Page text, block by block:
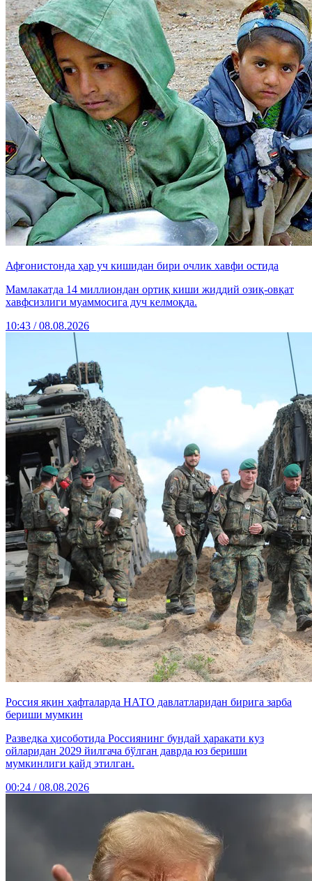
Афғонистонда ҳар уч кишидан бири очлик хавфи остида
Мамлакатда 14 миллиондан ортиқ киши жиддий озиқ-овқат
хавфсизлиги муаммосига дуч келмоқда.
10:43 / 08.08.2026
Россия яқин ҳафталарда НАТО давлатларидан бирига зарба
бериши мумкин
Разведка ҳисоботида Россиянинг бундай ҳаракати куз
ойларидан 2029 йилгача бўлган даврда юз бериши
мумкинлиги қайд этилган.
00:24 / 08.08.2026